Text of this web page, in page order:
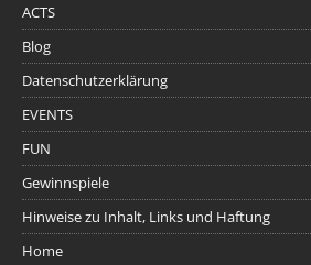
ACTS
Blog
Datenschutzerklärung
EVENTS
FUN
Gewinnspiele
Hinweise zu Inhalt, Links und Haftung
Home